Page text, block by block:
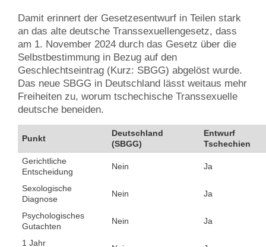
Damit erinnert der Gesetzesentwurf in Teilen stark
an das alte deutsche Transsexuellengesetz, dass
am 1. November 2024 durch das Gesetz über die
Selbstbestimmung in Bezug auf den
Geschlechtseintrag (Kurz: SBGG) abgelöst wurde.
Das neue SBGG in Deutschland lässt weitaus mehr
Freiheiten zu, worum tschechische Transsexuelle
deutsche beneiden.
Punkt
Deutschland
(SBGG)
Entwurf
Tschechien
Gerichtliche
Entscheidung
Nein Ja
Sexologische
Diagnose
Nein Ja
Psychologisches
Gutachten
Nein Ja
1 Jahr